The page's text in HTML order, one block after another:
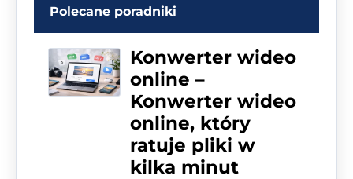
Polecane poradniki
Konwerter wideo
online –
Konwerter wideo
online, który
ratuje pliki w
kilka minut